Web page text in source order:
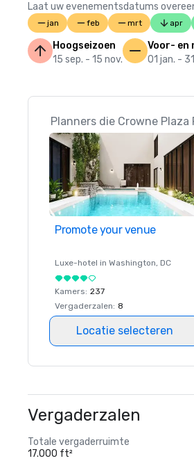
Laat uw evenementsdatums
jan feb mrt apr
Hoogseizoen
15 sep. - 15 nov.
Voor- en
01 jan. -
Planners die Crowne Plaza
Promote your venue
Luxe-hotel in Washington, DC
Kamers: 237
Vergaderzalen: 8
Locatie selecteren
Vergaderzalen
Totale vergaderruimte
17.000 ft²